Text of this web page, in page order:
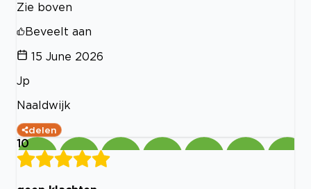
Zie boven
Beveelt aan
15 June 2026
Jp
Naaldwijk
delen
10